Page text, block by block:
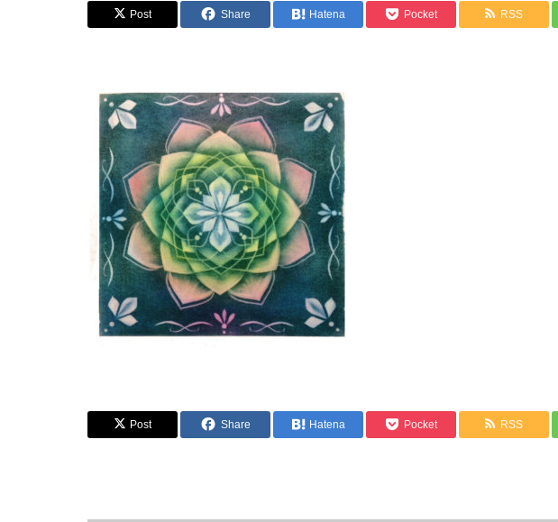
Post Share Hatena Pocket RSS
Post Share Hatena Pocket RSS